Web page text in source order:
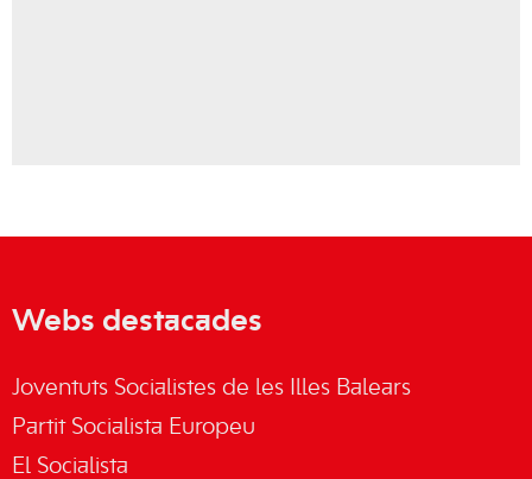
Webs destacades
Joventuts Socialistes de les Illes Balears
Partit Socialista Europeu
El Socialista